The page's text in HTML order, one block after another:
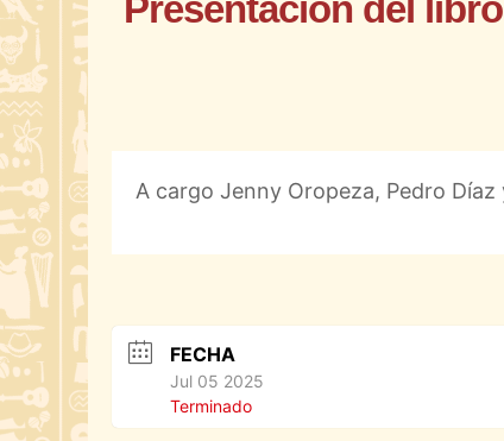
Presentación del
A cargo Jenny Oropeza, Pedro Díaz
FECHA
Jul 05 2025
Terminado